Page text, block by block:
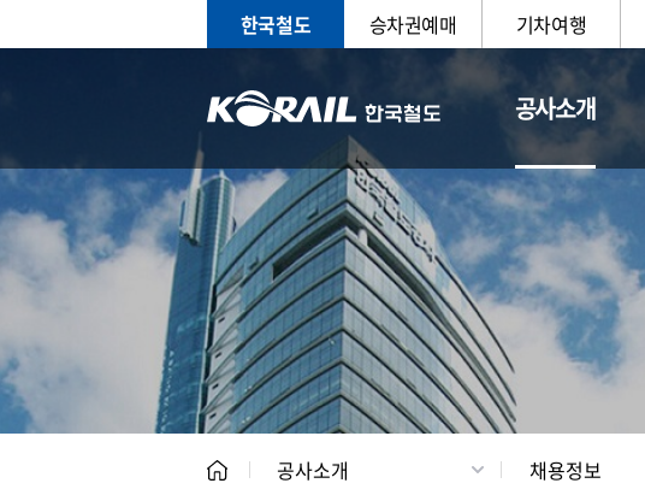
한국철도 승차권예매 기차여행
공사소개
CEO 일반현황
공사소개 채용정보